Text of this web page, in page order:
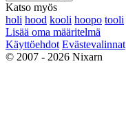
Katso myös
holi hood kooli hoopo tooli
Lisää oma määritelmä
Käyttöehdot Evästevalinnat
© 2007 - 2026 Nixarn